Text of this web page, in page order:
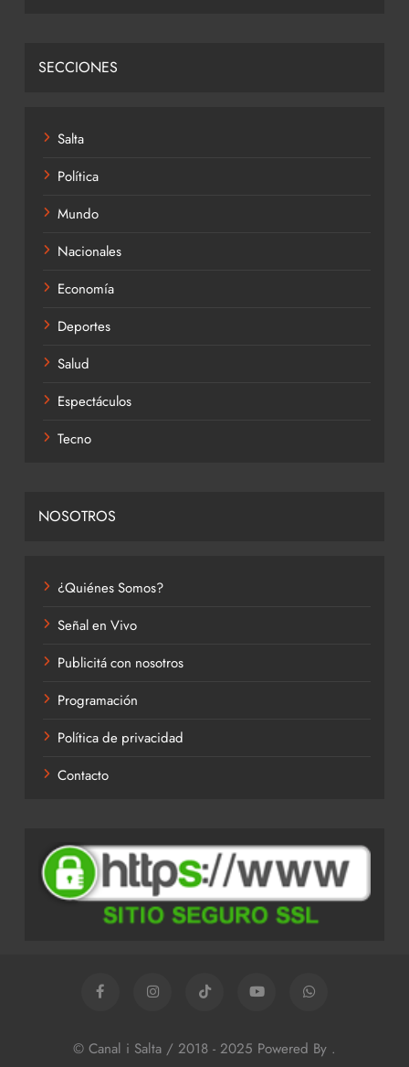
SECCIONES
Salta
Política
Mundo
Nacionales
Economía
Deportes
Salud
Espectáculos
Tecno
NOSOTROS
¿Quiénes Somos?
Señal en Vivo
Publicitá con nosotros
Programación
Política de privacidad
Contacto
© Canal i Salta / 2018 - 2025 Powered By .